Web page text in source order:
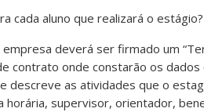
cada aluno que realizará o estágio?
deverá ser firmado um
contrato onde constarão os
descreve as atividades que o
supervisor, orientador,